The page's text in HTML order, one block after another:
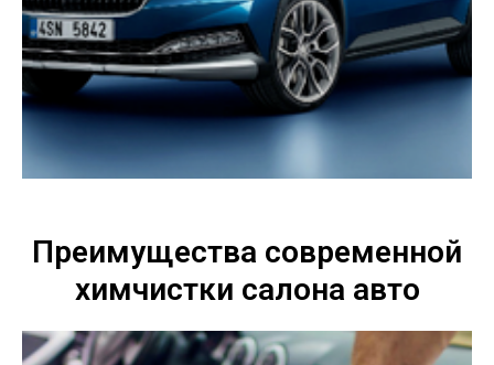
Преимущества современной
химчистки салона авто